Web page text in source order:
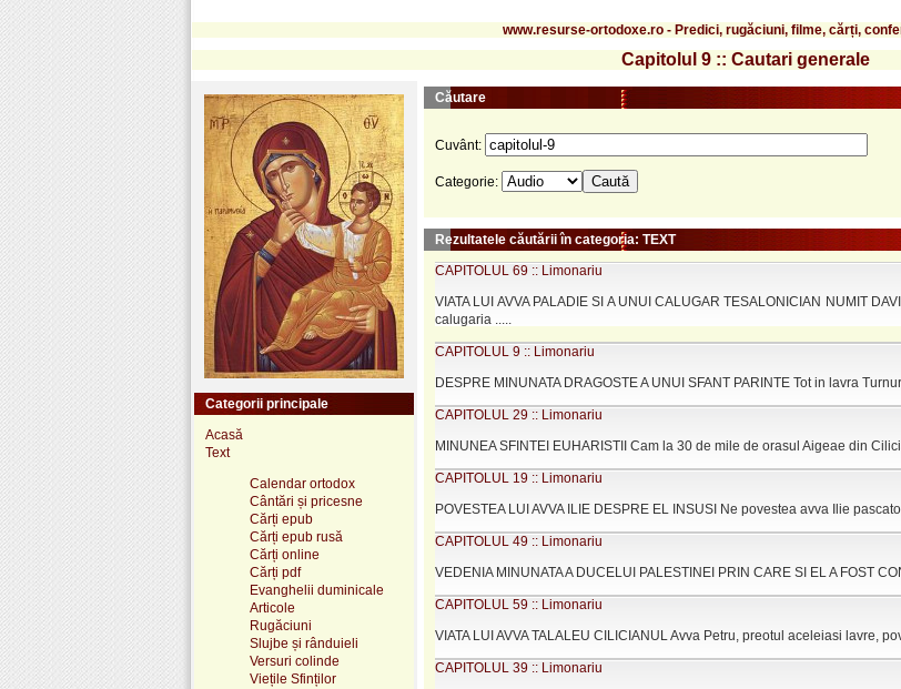
www.resurse-ortodoxe.ro - Predici, rugăciuni, filme, cărți,
Capitolul 9 :: Cautari generale
Categorii principale
Acasă
Text
Calendar ortodox
Cântări și pricesne
Cărți epub
Cărți epub rusă
Cărți online
Cărți pdf
Evanghelii duminicale
Articole
Rugăciuni
Slujbe și rânduieli
Versuri colinde
Viețile Sfinților
Căutare
Cuvânt:
Categorie:
Rezultatele căutării în categoria: TEXT
CAPITOLUL 69 :: Limonariu
VIATA LUI AVVA PALADIE SI A UNUI CALUGAR TESALONICIAN NUMIT
calugaria .....
CAPITOLUL 9 :: Limonariu
DESPRE MINUNATA DRAGOSTE A UNUI SFANT PARINTE Tot in lavra
CAPITOLUL 29 :: Limonariu
MINUNEA SFINTEI EUHARISTII Cam la 30 de mile de orasul Aigeae din
CAPITOLUL 19 :: Limonariu
POVESTEA LUI AVVA ILIE DESPRE EL INSUSI Ne povestea avva Ilie
CAPITOLUL 49 :: Limonariu
VEDENIA MINUNATA A DUCELUI PALESTINEI PRIN CARE SI EL A FOST
CAPITOLUL 59 :: Limonariu
VIATA LUI AVVA TALALEU CILICIANUL Avva Petru, preotul aceleiasi lavre,
CAPITOLUL 39 :: Limonariu